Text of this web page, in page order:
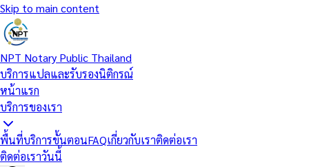
Skip to main content
NPT Notary Public Thailand
บริการแปลและรับรองนิติกรณ์
หน้าแรก
บริการของเรา
พื้นที่บริการขั้นตอนFAQเกี่ยวกับเราติดต่อเรา
ติดต่อเราวันนี้